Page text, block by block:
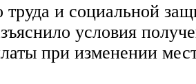
труда и социальной
условия
при изменении